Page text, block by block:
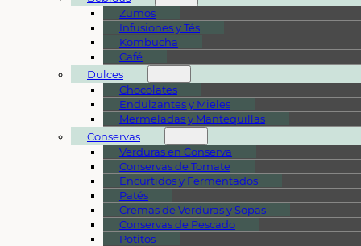
Zumos
Infusiones y Tés
Kombucha
Café
Dulces
Chocolates
Endulzantes y Mieles
Mermeladas y Mantequillas
Conservas
Verduras en Conserva
Conservas de Tomate
Encurtidos y Fermentados
Patés
Cremas de Verduras y Sopas
Conservas de Pescado
Potitos